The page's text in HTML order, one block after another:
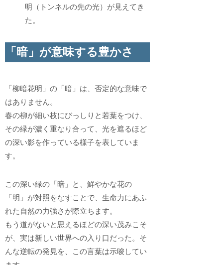
明（トンネルの先の光）が見えてき
た。
「暗」が意味する豊かさ
「柳暗花明」の「暗」は、否定的な意味で
はありません。
春の柳が細い枝にびっしりと若葉をつけ、
その緑が濃く重なり合って、光を遮るほど
の深い影を作っている様子を表していま
す。
この深い緑の「暗」と、鮮やかな花の
「明」が対照をなすことで、生命力にあふ
れた自然の力強さが際立ちます。
もう道がないと思えるほどの深い茂みこそ
が、実は新しい世界への入り口だった。そ
んな逆転の発見を、この言葉は示唆してい